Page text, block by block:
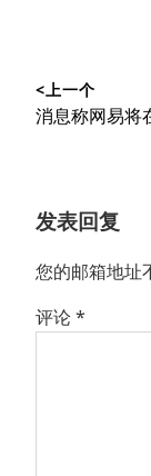
章
<上一个
上
消息称网易将
发表回复
您的邮箱地址
评论*